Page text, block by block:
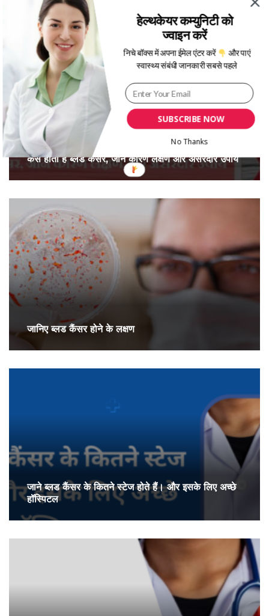
कैसे होता है ब्लड कैंसर, जानें कारण लक्षण और असरदार उपाय
जानिए ब्लड कैंसर होने के लक्षण
जाने ब्लड कैंसर के कितने स्टेज होते हैं। और इसके लिए अच्छे
हॉस्पिटल
SUBSCRIBE NOW
हेल्थकेयर कम्युनिटी को
ज्वाइन करें
निचे बॉक्स में अपना ईमेल एंटर करें
और पाएं
स्वास्थ्य संबंधी जानकारी सबसे पहले
No Thanks